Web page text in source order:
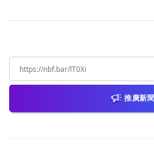
推廣新